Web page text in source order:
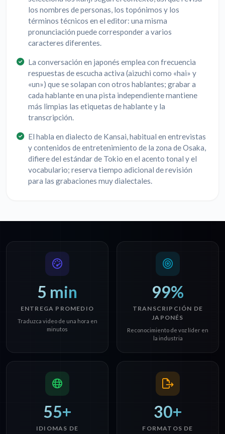
los nombres de personas, los topónimos y los
términos técnicos en el editor: una misma
pronunciación puede corresponder a varios
caracteres diferentes.
La conversación en japonés emplea con frecuencia
respuestas de escucha activa (aizuchi como «hai» y
«un») que se solapan con otros hablantes; grabar a
cada hablante en una pista independiente mantiene
más limpias las etiquetas de hablante y la
transcripción.
El habla en dialecto de Kansai, habitual en entrevistas
y contenidos de entretenimiento de la zona de Osaka,
difiere del estándar de Tokio en el acento tonal y el
vocabulario; reserva tiempo adicional de revisión
para las grabaciones muy dialectales.
5 min
ENTREGA PROMEDIO
Traduzca video de una hora en
minutos
99%
TRANSCRIPCIÓN DE
JAPONÉS
Reconocimiento de voz líder en
la industria
55+
IDIOMAS DE
30+
FORMATOS DE